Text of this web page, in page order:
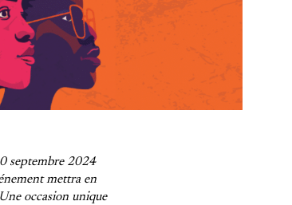
septembre 2024
mettra en
occasion unique